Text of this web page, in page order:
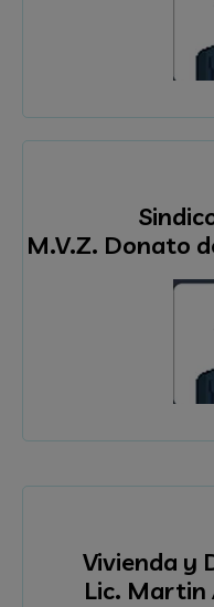
M.V.Z. Donato
Vivienda y
Lic. Martin